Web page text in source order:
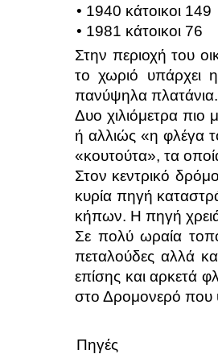
• 1940 κάτοικοι 149
• 1981 κάτοικοι 76
Στην περιοχή του
το χωριό υπάρχει
πανύψηλα πλατάνια.
Δυο χιλιόμετρα πιο
ή αλλιώς «η φλέγα
«κουτούτα», τα
Στον κεντρικό
κυρία πηγή
κήπων. Η πηγή
Σε πολύ ωραία
πεταλούδες αλλά
επίσης και αρκετά
στο Δρομονερό που
Πηγές